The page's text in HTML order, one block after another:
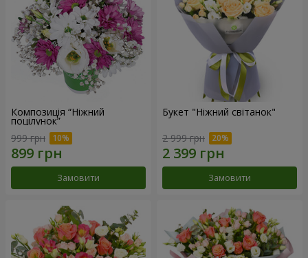
Композиція “Ніжний
поцілунок”
999 грн
Замовити
Букет "Ніжний світанок"
2 999 грн
Замовити